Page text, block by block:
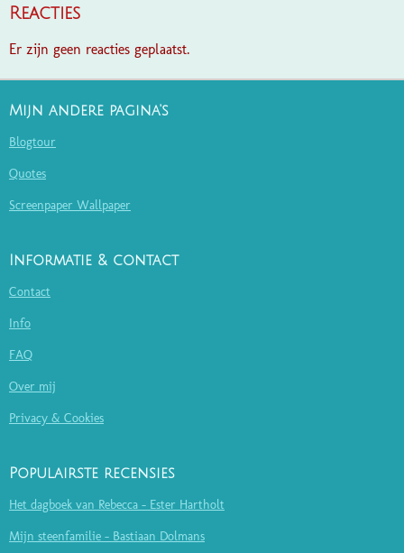
Reacties
Er zijn geen reacties geplaatst.
Mijn andere pagina's
Blogtour
Quotes
Screenpaper Wallpaper
Informatie & contact
Contact
Info
FAQ
Over mij
Privacy & Cookies
Populairste recensies
Het dagboek van Rebecca - Ester Hartholt
Mijn steenfamilie - Bastiaan Dolmans